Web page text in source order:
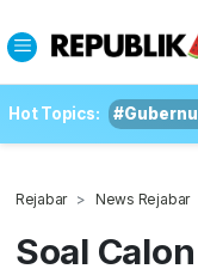
Hot Topics:
Rejabar News Rejabar
Soal